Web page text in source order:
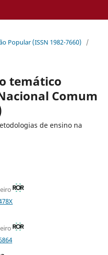
Popular (ISSN 1982-7660)
/
temático
Comum
de ensino na